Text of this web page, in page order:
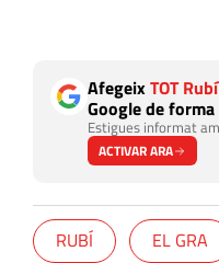
AfegeixTOT Rubí
Google de
Estigues informat
ACTIVAR ARA
RUBÍ EL GRA